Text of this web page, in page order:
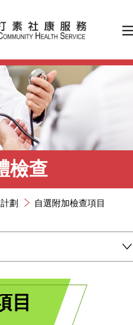
）
檢查
劃 自選附加檢查項目
目